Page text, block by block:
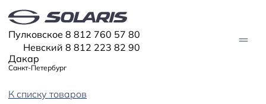
Дакар
Санкт-Петербург
Пулковское 8 812 760 57 80
Невский 8 812 223 82 90
К списку товаров